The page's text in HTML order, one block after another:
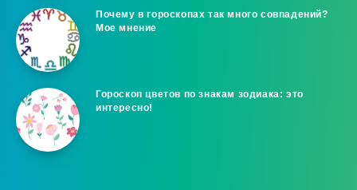
Почему в гороскопах так много совпадений?
Мое мнение
Гороскоп цветов по знакам зодиака: это
интересно!